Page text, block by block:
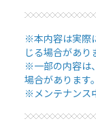
※本内容は実際
じる場合があり
※一部の内容は
場合があります。
※メンテナンス